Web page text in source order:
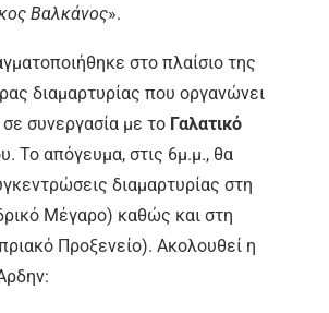
Βαλκάνος».
στο πλαίσιο της
διαμαρτυρίας που οργανώνει
σε συνεργασία με το Γαλατικό
Το απόγευμα, στις 6μ.μ., θα
διαμαρτυρίας στη
Μέγαρο) καθώς και στη
Προξενείο). Ακολουθεί η